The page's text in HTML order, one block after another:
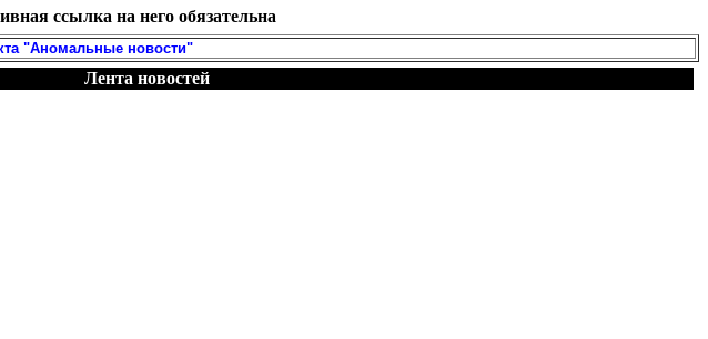
ссылка на него обязательна
"Аномальные новости"
Лента новостей